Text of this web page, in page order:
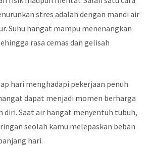
stres adalah dengan mandi air
Suhu hangat mampu menenangkan
rasa cemas dan gelisah
hari menghadapi pekerjaan penuh
dapat menjadi momen berharga
diri. Saat air hangat menyentuh tubuh,
seolah kamu melepaskan beban
hari.